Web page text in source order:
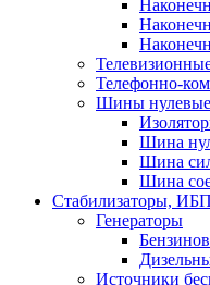
Телефонно-
Шины нулевые
Шина
Шина
Шина
Стабилизаторы, ИБП
Генераторы
Источники